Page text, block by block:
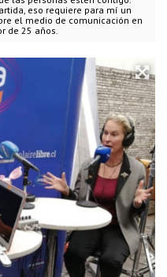
eso requiere para mí un
el medio de comunicación en
de 25 años.